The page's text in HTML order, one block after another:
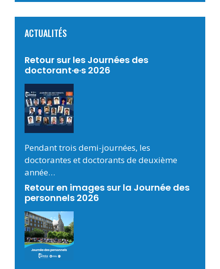
ACTUALITÉS
Retour sur les Journées des
doctorant·e·s 2026
Pendant trois demi-journées, les
doctorantes et doctorants de deuxième
année…
Retour en images sur la Journée des
personnels 2026